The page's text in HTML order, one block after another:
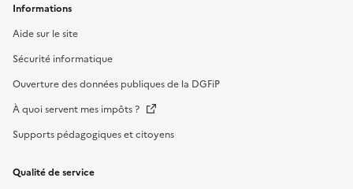
Informations
Aide sur le site
Sécurité informatique
Ouverture des données publiques de la DGFiP
À quoi servent mes impôts ?
Supports pédagogiques et citoyens
Qualité de service